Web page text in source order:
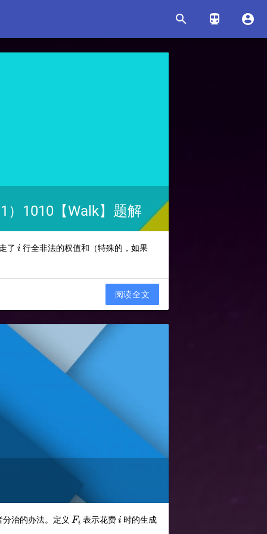
  
）1010【Walk】题解
了i
i 行全非法的权值和（特殊的，如果
阅读全文
治的办法。定义 F_i
Fi ​​ 表示花费i
i ​​ 时的生成